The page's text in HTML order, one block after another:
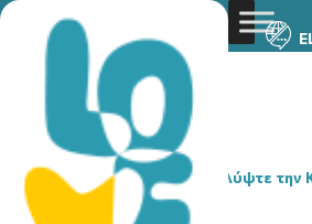
You are here:Home» Ανακαλύψτε την
» TO LIMANI